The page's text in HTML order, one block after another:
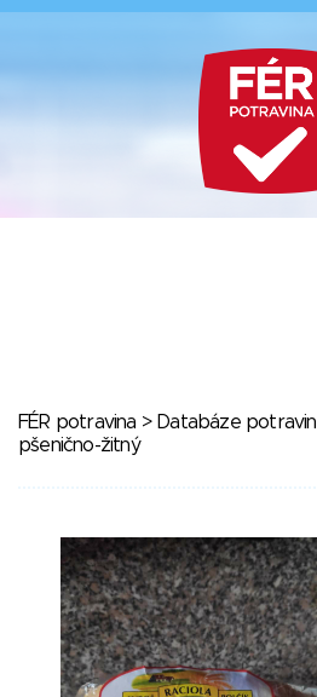
FÉR potravina > Databáze potravin
pšenično-žitný